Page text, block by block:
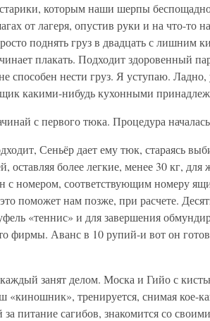
которым наши шерпы
от лагеря, опустив руки и на что-то
поднять груз в двадцать с лишним
плакать. Подходит здоровенный
способен нести груз. Я уступаю.
какими-нибудь кухонными
с первого тюка. Процедура
Сеньёр дает ему тюк, стараясь
оставляя более легкие, менее 30 кг,
с номером, соответствующим номеру
поможет нам позже, при расчете.
«теннис» и для завершения
фирмы. Аванс в 10 рупий-и вот он
занят делом. Моска и Гийо с
«киношник», тренируется, снимая кое-
за питание сагибов, знакомится со